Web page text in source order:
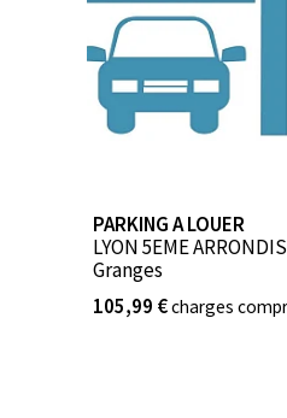
PARKING A LOUER
LYON 5EME
Granges
105,99 €charges